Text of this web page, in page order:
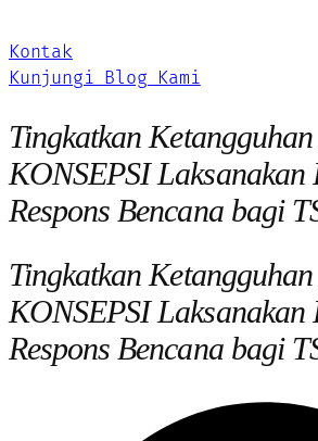
Kontak
Kunjungi Blog Kami
Tingkatkan
KONSEPSI Laksanakan
Respons Bencana bagi
Tingkatkan
KONSEPSI Laksanakan
Respons Bencana bagi